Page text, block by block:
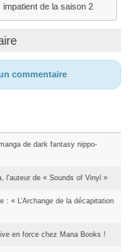
de la saison 2
commentaire
de dark fantasy nippo-
l'auteur de « Sounds of Vinyl »
: « L’Archange de la décapitation
en force chez Mana Books !